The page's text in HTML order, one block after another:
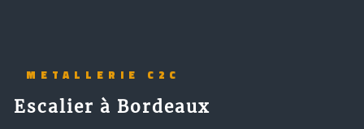
METALLERIE C2C
escalier à Bordeaux